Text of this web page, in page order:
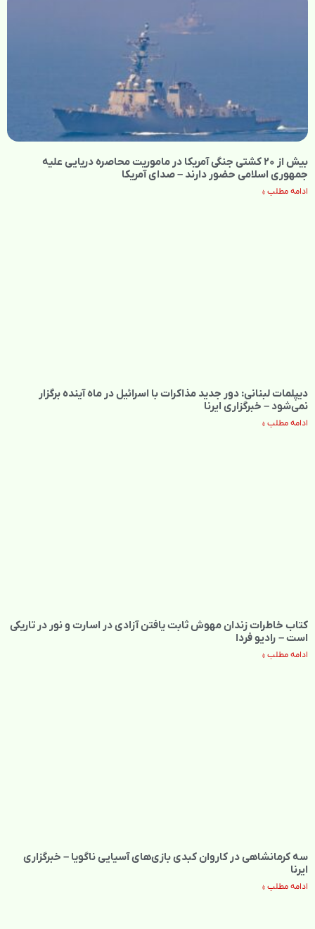
بیش از ۲۰ کشتی جنگی آمریکا در ماموریت محاصره دریایی علیه
جمهوری اسلامی حضور دارند – صدای آمریکا
ادامه مطلب »
دیپلمات لبنانی: دور جدید مذاکرات با اسرائیل در ماه آینده برگزار
نمی‌شود – خبرگزاری ایرنا
ادامه مطلب »
کتاب خاطرات زندان مهوش ثابت یافتن آزادی در اسارت و نور در تاریکی
است – رادیو فردا
ادامه مطلب »
سه کرمانشاهی در کاروان کبدی بازی‌های آسیایی ناگویا – خبرگزاری
ایرنا
ادامه مطلب »